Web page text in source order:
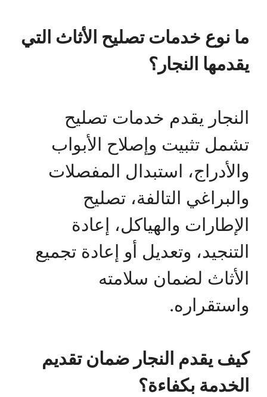
ما نوع خدمات تصليح الأثاث التي
يقدمها النجار؟
النجار يقدم خدمات تصليح
تشمل تثبيت وإصلاح الأبواب
والأدراج، استبدال المفصلات
والبراغي التالفة، تصليح
الإطارات والهياكل، إعادة
التنجيد، وتعديل أو إعادة تجميع
الأثاث لضمان سلامته
واستقراره.
كيف يقدم النجار ضمان تقديم
الخدمة بكفاءة؟